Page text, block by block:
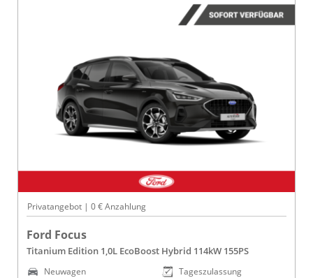
Privatangebot | 0 € Anzahlung
Ford Focus
Titanium Edition 1,0L EcoBoost Hybrid 114kW 155PS
Neuwagen
Tageszulassung